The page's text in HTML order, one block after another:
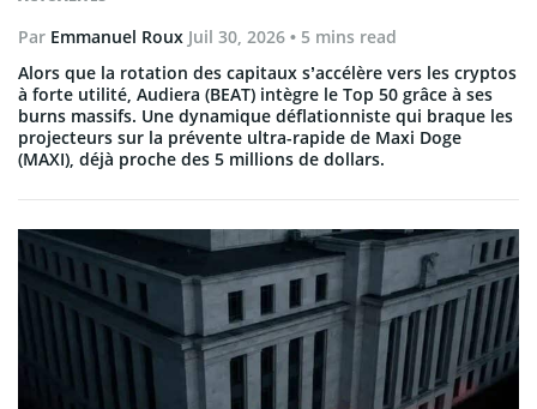
Par Emmanuel Roux Juil 30, 2026 • 5 mins read
Alors que la rotation des capitaux s’accélère vers les cryptos
à forte utilité, Audiera (BEAT) intègre le Top 50 grâce à ses
burns massifs. Une dynamique déflationniste qui braque les
projecteurs sur la prévente ultra-rapide de Maxi Doge
(MAXI), déjà proche des 5 millions de dollars.